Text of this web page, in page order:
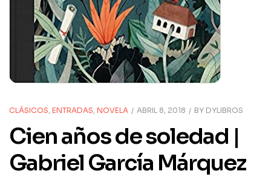
CLÁSICOS, ENTRADAS, NOVELA ABRIL 8, 2018 BY DYLIBROS
Cien años de soledad |
Gabriel García Márquez